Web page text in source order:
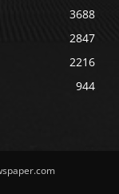
3688
2847
2216
944